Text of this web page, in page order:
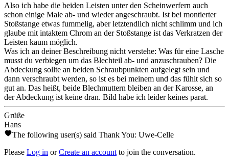
Also ich habe die beiden Leisten unter den Scheinwerfern auch
schon einige Male ab- und wieder angeschraubt. Ist bei montierter
Stoßstange etwas fummelig, aber letztendlich nicht schlimm und ich
glaube mit intaktem Chrom an der Stoßstange ist das Verkratzen der
Leisten kaum möglich.
Was ich an deiner Beschreibung nicht verstehe: Was für eine Lasche
musst du verbiegen um das Blechteil ab- und anzuschrauben? Die
Abdeckung sollte an beiden Schraubpunkten aufgelegt sein und
dann verschraubt werden, so ist es bei meinem und das fühlt sich so
gut an. Das heißt, beide Blechmuttern bleiben an der Karosse, an
der Abdeckung ist keine dran. Bild habe ich leider keines parat.
Grüße
Hans
The following user(s) said Thank You: Uwe-Celle
Please Log in orCreate an account to join the conversation.